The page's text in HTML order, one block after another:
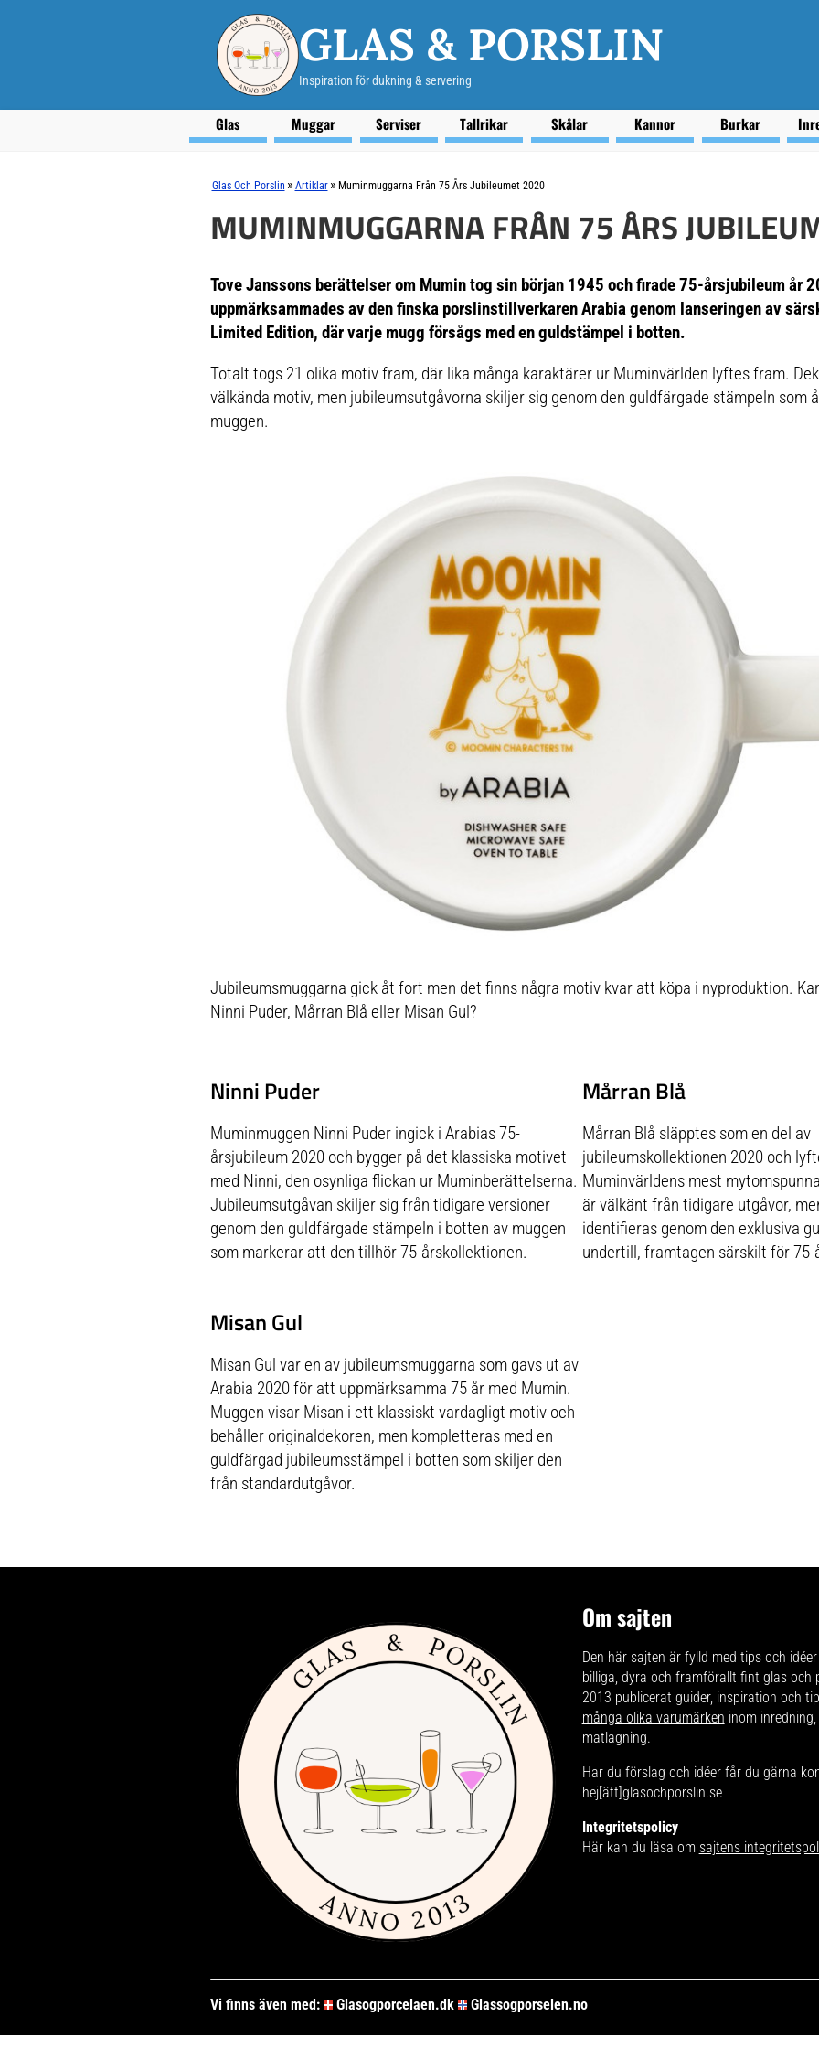
GLAS & PORSLIN
Inspiration för dukning & servering
Glas Muggar Serviser Tallrikar Skålar Kannor Burkar
Glas Och Porslin » Artiklar » Muminmuggarna Från 75 Års Jubileumet 2020
MUMINMUGGARNA FRÅN 75 ÅRS
Tove Janssons berättelser om Mumin tog sin början 1945 och firade 75-årsjubileum år
uppmärksammades av den finska porslinstillverkaren Arabia genom lanseringen av
Limited Edition, där varje mugg försågs med en guldstämpel i botten.
Totalt togs 21 olika motiv fram, där lika många karaktärer ur Muminvärlden lyftes fram.
välkända motiv, men jubileumsutgåvorna skiljer sig genom den guldfärgade stämpeln som
muggen.
Jubileumsmuggarna gick åt fort men det finns några motiv kvar att köpa i nyproduktion.
Ninni Puder, Mårran Blå eller Misan Gul?
Ninni Puder
Muminmuggen Ninni Puder ingick i Arabias 75-
årsjubileum 2020 och bygger på det klassiska motivet
med Ninni, den osynliga flickan ur Muminberättelserna.
Jubileumsutgåvan skiljer sig från tidigare versioner
genom den guldfärgade stämpeln i botten av muggen
som markerar att den tillhör 75-årskollektionen.
Mårran Blå
Mårran Blå släpptes som en del av
jubileumskollektionen 2020 och
Muminvärldens mest
är välkänt från tidigare utgåvor,
identifieras genom den exklusiva
undertill, framtagen särskilt för
Misan Gul
Misan Gul var en av jubileumsmuggarna som gavs ut av
Arabia 2020 för att uppmärksamma 75 år med Mumin.
Muggen visar Misan i ett klassiskt vardagligt motiv och
behåller originaldekoren, men kompletteras med en
guldfärgad jubileumsstämpel i botten som skiljer den
från standardutgåvor.
Om sajten
Den här sajten är fylld med tips och
billiga, dyra och framförallt fint glas och
2013 publicerat guider, inspiration och
många olika varumärken inom
matlagning.
Har du förslag och idéer får du gärna
hej[ätt]glasochporslin.se
Integritetspolicy
Här kan du läsa om sajtens
Vi finns även med: Glasogporcelaen.dk Glassogporselen.no